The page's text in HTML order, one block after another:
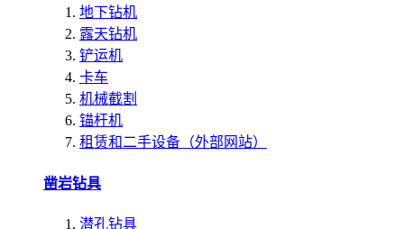
地下钻机
露天钻机
铲运机
卡车
机械截割
锚杆机
租赁和二手设备（外部网站）
凿岩钻具
潜孔钻具